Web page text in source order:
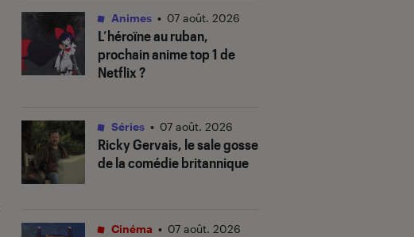
L’héroïne au ruban,
prochain anime top 1 de
Netflix ?
Animes • 07 août. 2026
Ricky Gervais, le sale gosse
de la comédie britannique
Séries • 07 août. 2026
Cinéma • 07 août. 2026